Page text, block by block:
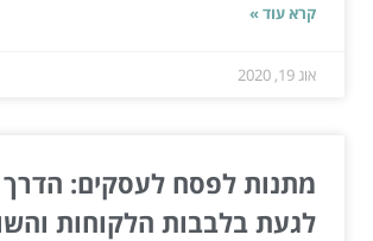
קרא עוד »
אוג 19, 2020
מתנות לפסח לעסקים:
לגעת בלבבות הלקוחות